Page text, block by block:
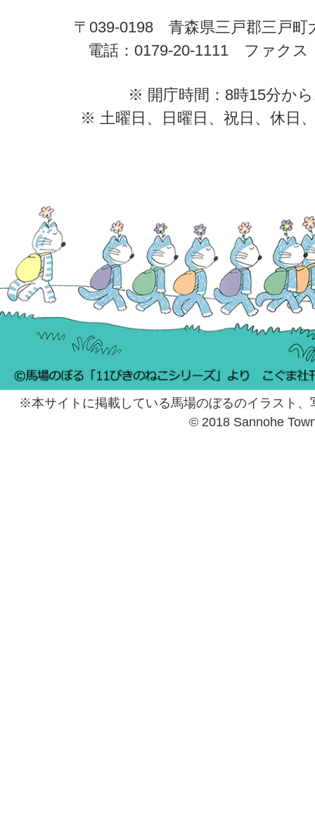
〒039-0198 青森県三戸郡三戸町
電話：0179-20-1111 ファクス
※ 開庁時間：8時15分か
※ 土曜日、日曜日、祝日、休日
※本サイトに掲載している馬場のぼるのイラスト
© 2018 Sannohe